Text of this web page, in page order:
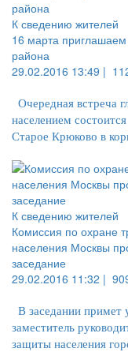
К сведению жителей
16 марта приглашаем
района
29.02.2016 13:49 |
Очередная встреча
населением
Старое Крюково в
К сведению жителей
Комиссия по охране
населения Москвы
заседание
29.02.2016 11:32 |
В заседании примет
заместитель
защиты населения